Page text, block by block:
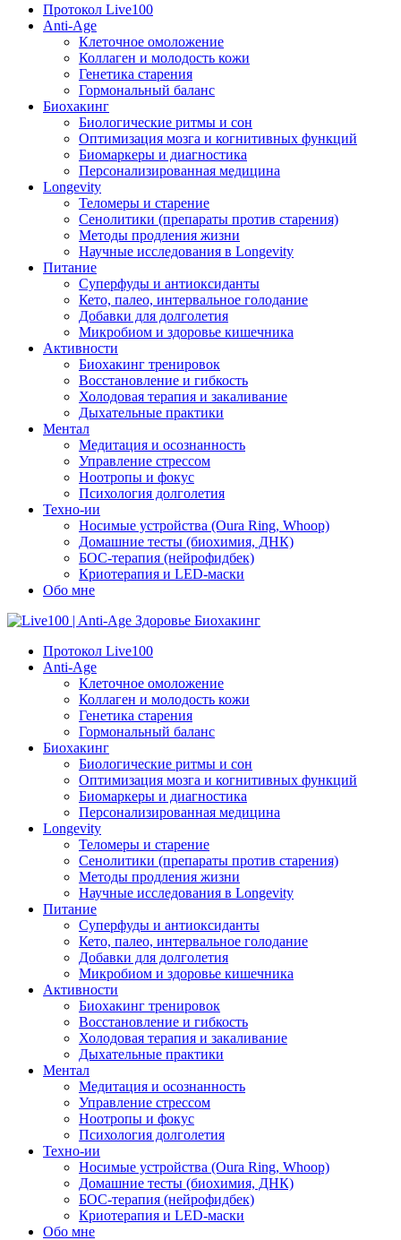
Протокол Live100
Anti-Age
Клеточное омоложение
Коллаген и молодость кожи
Генетика старения
Гормональный баланс
Биохакинг
Биологические ритмы и сон
Оптимизация мозга и когнитивных функций
Биомаркеры и диагностика
Персонализированная медицина
Longevity
Теломеры и старение
Сенолитики (препараты против старения)
Методы продления жизни
Научные исследования в Longevity
Питание
Суперфуды и антиоксиданты
Кето, палео, интервальное голодание
Добавки для долголетия
Микробиом и здоровье кишечника
Активности
Биохакинг тренировок
Восстановление и гибкость
Холодовая терапия и закаливание
Дыхательные практики
Ментал
Медитация и осознанность
Управление стрессом
Ноотропы и фокус
Психология долголетия
Техно-ии
Носимые устройства (Oura Ring, Whoop)
Домашние тесты (биохимия, ДНК)
БОС-терапия (нейрофидбек)
Криотерапия и LED-маски
Обо мне
Протокол Live100
Anti-Age
Клеточное омоложение
Коллаген и молодость кожи
Генетика старения
Гормональный баланс
Биохакинг
Биологические ритмы и сон
Оптимизация мозга и когнитивных функций
Биомаркеры и диагностика
Персонализированная медицина
Longevity
Теломеры и старение
Сенолитики (препараты против старения)
Методы продления жизни
Научные исследования в Longevity
Питание
Суперфуды и антиоксиданты
Кето, палео, интервальное голодание
Добавки для долголетия
Микробиом и здоровье кишечника
Активности
Биохакинг тренировок
Восстановление и гибкость
Холодовая терапия и закаливание
Дыхательные практики
Ментал
Медитация и осознанность
Управление стрессом
Ноотропы и фокус
Психология долголетия
Техно-ии
Носимые устройства (Oura Ring, Whoop)
Домашние тесты (биохимия, ДНК)
БОС-терапия (нейрофидбек)
Криотерапия и LED-маски
Обо мне